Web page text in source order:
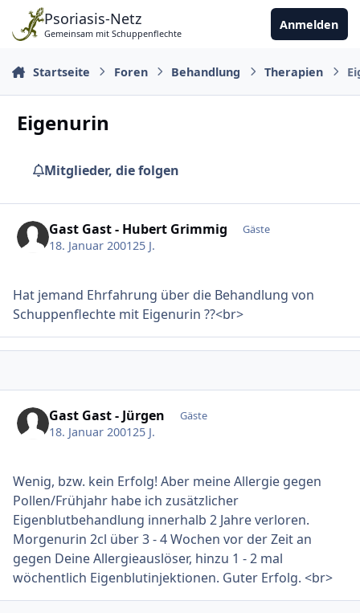
Zu Inhalt springen
Psoriasis-Netz
Gemeinsam mit Schuppenflechte
Anmelden
Startseite Foren Behandlung Therapien
Eigenurin
Mitglieder, die folgen
Gast Gast - Hubert Grimmig Gäste
18. Januar 200125 J.
Hat jemand Ehrfahrung über die Behandlung von
Schuppenflechte mit Eigenurin ??<br>
Gast Gast - Jürgen Gäste
18. Januar 2001 25 J.
Wenig, bzw. kein Erfolg! Aber meine Allergie gegen
Pollen/Frühjahr habe ich zusätzlicher
Eigenblutbehandlung innerhalb 2 Jahre verloren.
Morgenurin 2cl über 3 - 4 Wochen vor der Zeit an
gegen Deine Allergieauslöser, hinzu 1 - 2 mal
wöchentlich Eigenblutinjektionen. Guter Erfolg. <br>